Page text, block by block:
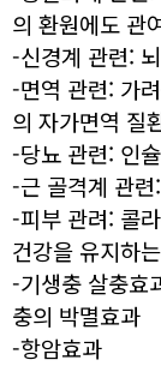
의 환원에도 관
-신경계 관련:
-면역 관련: 가
의 자가면역 질
-당뇨 관련: 인
-근 골격계 관
-피부 관려: 콜
건강을 유지하
-기생충 살충효
충의 박멸효과
-항암효과